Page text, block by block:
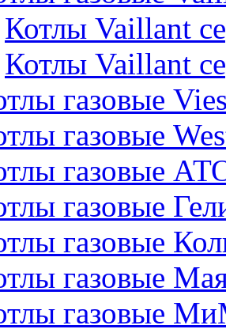
Котлы Vaillant
Котлы Vaillant
газовые
газовые
газовые
газовые
газовые
газовые
газовые